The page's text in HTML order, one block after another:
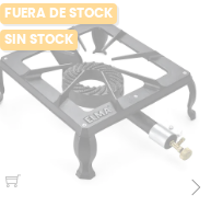
FUERA DE STOCK
SIN STOCK